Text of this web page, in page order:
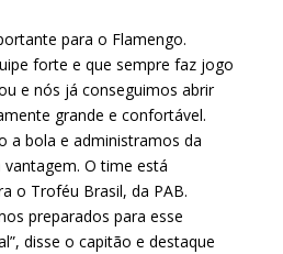
para o Flamengo.
forte e que sempre faz jogo
e nós já conseguimos abrir
grande e confortável.
a bola e administramos da
O time está
o Troféu Brasil, da PAB.
preparados para esse
disse o capitão e destaque